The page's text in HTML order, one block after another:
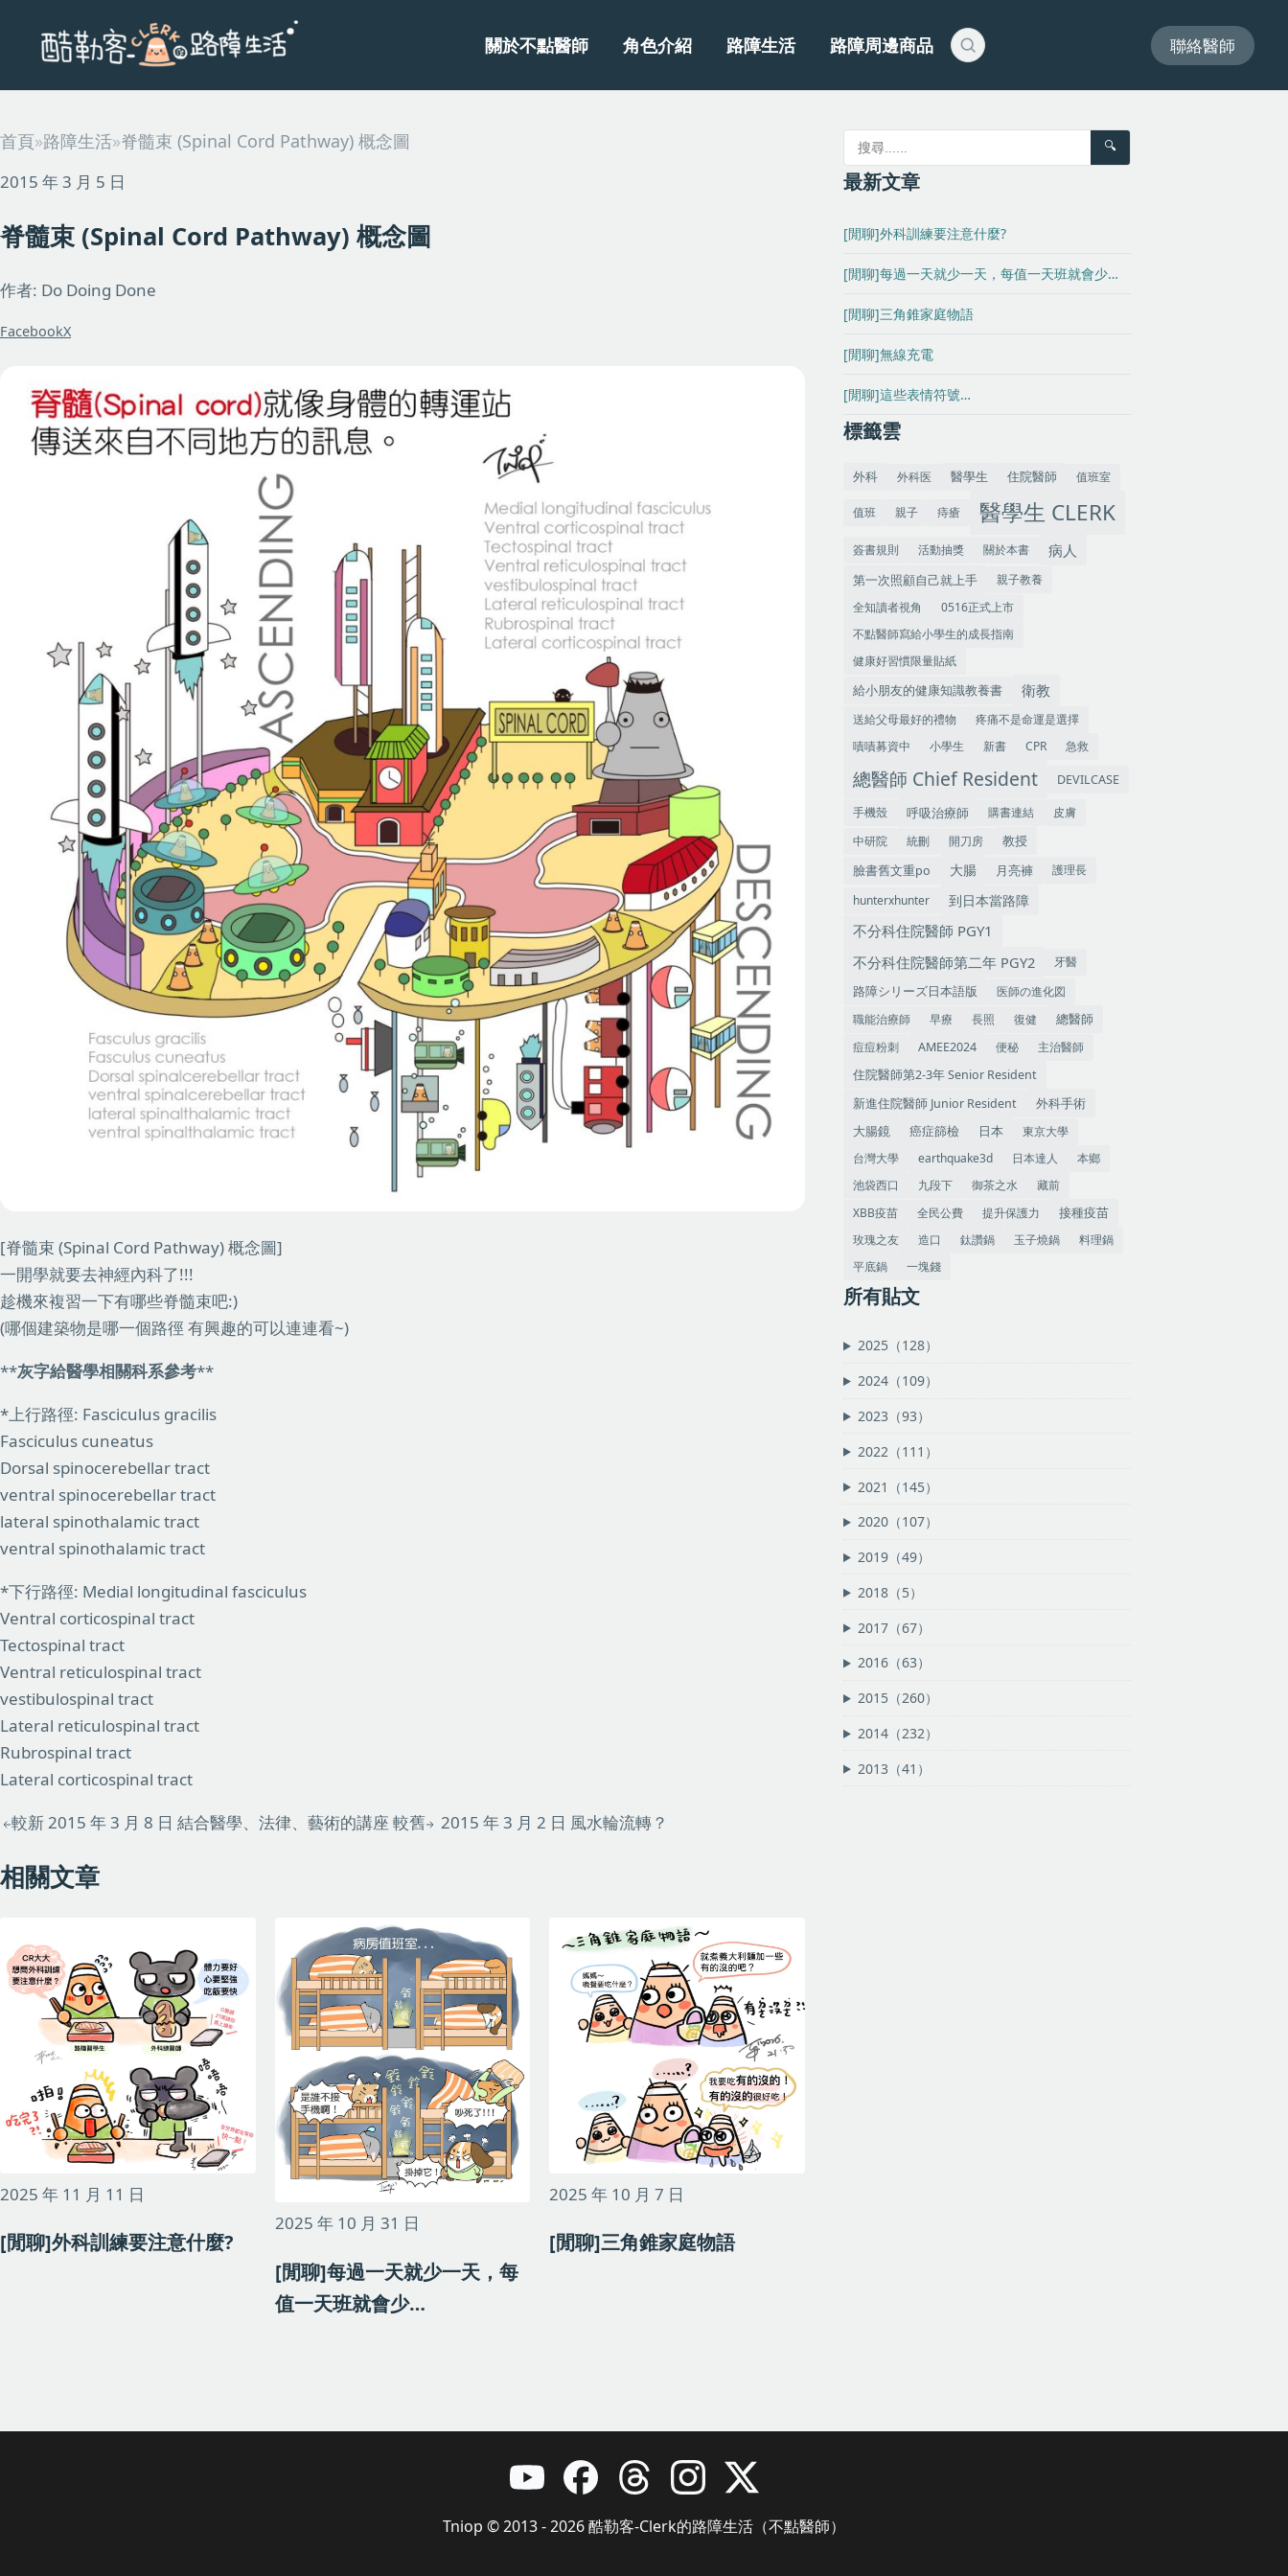
關於不點醫師 角色介紹 路障生活 路障周邊商品 聯絡醫師
首頁»路障生活»脊髓束 (Spinal Cord Pathway) 概念圖
2015 年 3 月 5 日
脊髓束 (Spinal Cord Pathway) 概念圖
作者: Do Doing Done
FacebookX
[脊髓束 (Spinal Cord Pathway) 概念圖]
一開學就要去神經內科了!!!
趁機來複習一下有哪些脊髓束吧:)
(哪個建築物是哪一個路徑 有興趣的可以連連看~)
**灰字給醫學相關科系參考**
*上行路徑: Fasciculus gracilis
Fasciculus cuneatus
Dorsal spinocerebellar tract
ventral spinocerebellar tract
lateral spinothalamic tract
ventral spinothalamic tract
*下行路徑: Medial longitudinal fasciculus
Ventral corticospinal tract
Tectospinal tract
Ventral reticulospinal tract
vestibulospinal tract
Lateral reticulospinal tract
Rubrospinal tract
Lateral corticospinal tract
較新2015 年 3 月 8 日 結合醫學、法律、藝術的講座 較舊 2015 年 3 月 2 日 風水輪流轉？
相關文章
2025 年 11 月 11 日
[閒聊]外科訓練要注意什麼?
2025 年 10 月 31 日
[閒聊]每過一天就少一天，每
值一天班就會少…
2025 年 10 月 7 日
[閒聊]三角錐家庭物語
🔍
最新文章
[閒聊]外科訓練要注意什麼?
[閒聊]每過一天就少一天，每值一天班就會少…
[閒聊]三角錐家庭物語
[閒聊]無線充電
[閒聊]這些表情符號…
標籤雲
外科 外科医 醫學生 住院醫師 值班室
值班 親子 痔瘡 醫學生 CLERK
簽書規則 活動抽獎 關於本書 病人
第一次照顧自己就上手
親子教養
全知讀者視角
0516正式上市
不點醫師寫給小學生的成長指南
健康好習慣限量貼紙
給小朋友的健康知識教養書
衛教
送給父母最好的禮物
疼痛不是命運是選擇
嘖嘖募資中
小學生 新書 CPR 急救
總醫師 Chief Resident DEVILCASE
手機殼 呼吸治療師 購書連結
皮膚
中研院
統刪 開刀房 教授
臉書舊文重po 大腸 月亮褲
護理長
hunterxhunter
到日本當路障
不分科住院醫師 PGY1
不分科住院醫師第二年 PGY2
牙醫
路障シリーズ日本語版
医師の進化図
職能治療師
早療 長照 復健
總醫師
痘痘粉刺
AMEE2024 便秘
主治醫師
住院醫師第2-3年 Senior Resident
新進住院醫師 Junior Resident
外科手術
大腸鏡
癌症篩檢 日本
東京大學
台灣大學
earthquake3d 日本達人
本鄉
池袋西口
九段下 御茶之水
藏前
XBB疫苗
全民公費 提升保護力
接種疫苗
玫瑰之友
造口 鈦讚鍋 玉子燒鍋
料理鍋
平底鍋
一塊錢
所有貼文
2025（128）
2024（109）
2023（93）
2022（111）
2021（145）
2020（107）
2019（49）
2018（5）
2017（67）
2016（63）
2015（260）
2014（232）
2013（41）
Tniop © 2013 - 2026 酷勒客-Clerk的路障生活（不點醫師）